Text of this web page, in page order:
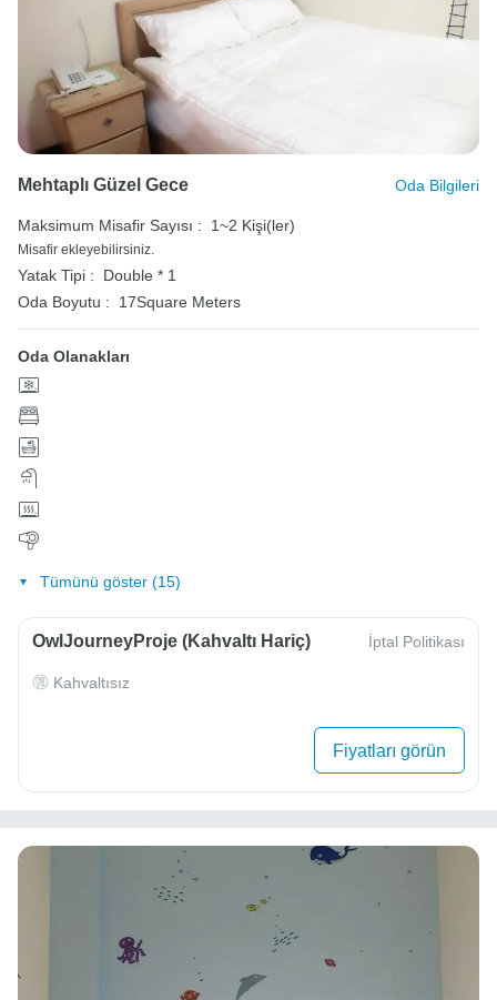
Mehtaplı Güzel Gece Oda Bilgileri
Maksimum Misafir Sayısı : 1~2 Kişi(ler)
Misafir ekleyebilirsiniz.
Yatak Tipi :
Double * 1
Oda Boyutu :
17Square Meters
Oda Olanakları
Tümünü göster (15)
OwlJourneyProje (Kahvaltı Hariç) İptal Politikası
Kahvaltısız
Fiyatları görün